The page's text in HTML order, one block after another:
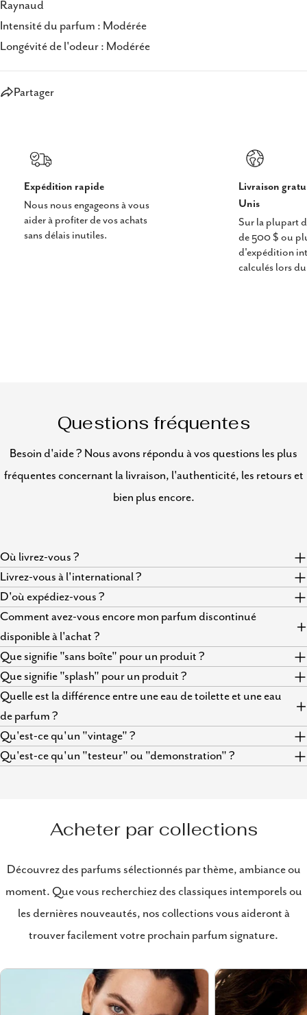
Raynaud
Intensité du parfum : Modérée
Longévité de l'odeur : Modérée
Partager
Expédition rapide
Nous nous engageons à vous
aider à profiter de vos achats
sans délais inutiles.
Livraison
Unis
Sur la plupart
de 500 $ ou
d'expédition
calculés lors
Questions fréquentes
Besoin d'aide ? Nous avons répondu à vos questions les plus
fréquentes concernant la livraison, l'authenticité, les retours et
bien plus encore.
Où livrez-vous ?
Livrez-vous à l'international ?
D'où expédiez-vous ?
Comment avez-vous encore mon parfum discontinué
disponible à l'achat ?
Que signifie "sans boîte" pour un produit ?
Que signifie "splash" pour un produit ?
Quelle est la différence entre une eau de toilette et une eau
de parfum ?
Qu'est-ce qu'un "vintage" ?
Qu'est-ce qu'un "testeur" ou "demonstration" ?
Acheter par collections
Découvrez des parfums sélectionnés par thème, ambiance ou
moment. Que vous recherchiez des classiques intemporels ou
les dernières nouveautés, nos collections vous aideront à
trouver facilement votre prochain parfum signature.